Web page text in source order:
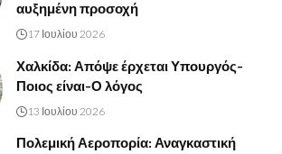
αυξημένη προσοχή
17 Ιουλίου 2026
Χαλκίδα: Απόψε έρχεται Υπουργός-
Ποιος είναι-Ο λόγος
13 Ιουλίου 2026
Πολεμική Αεροπορία: Αναγκαστική